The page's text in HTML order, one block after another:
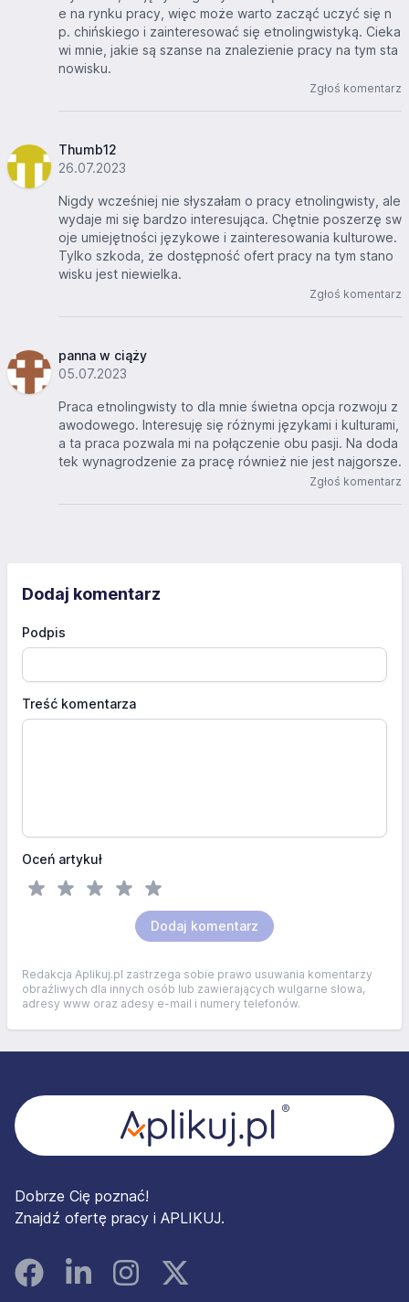
e na rynku pracy, więc może warto zacząć uczyć się n
p. chińskiego i zainteresować się etnolingwistyką. Cieka
wi mnie, jakie są szanse na znalezienie pracy na tym sta
nowisku.
Zgłoś komentarz
Thumb12
26.07.2023
Nigdy wcześniej nie słyszałam o pracy etnolingwisty, ale
wydaje mi się bardzo interesująca. Chętnie poszerzę sw
oje umiejętności językowe i zainteresowania kulturowe.
Tylko szkoda, że dostępność ofert pracy na tym stano
wisku jest niewielka.
Zgłoś komentarz
panna w ciąży
05.07.2023
Praca etnolingwisty to dla mnie świetna opcja rozwoju z
awodowego. Interesuję się różnymi językami i kulturami,
a ta praca pozwala mi na połączenie obu pasji. Na doda
tek wynagrodzenie za pracę również nie jest najgorsze.
Zgłoś komentarz
Dodaj komentarz
Podpis
Treść komentarza
Oceń artykuł
Dodaj komentarz
Redakcja Aplikuj.pl zastrzega sobie prawo usuwania komentarzy
obraźliwych dla innych osób lub zawierających wulgarne słowa,
adresy www oraz adesy e-mail i numery telefonów.
Dobrze Cię poznać!
Znajdź ofertę pracy i APLIKUJ.
FacebookLinked InInstagramInstagram